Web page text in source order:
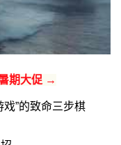
期大促 →
”的致命三步棋